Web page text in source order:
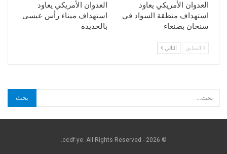
العدوان الأمريكي يعاود
استهداف منطقة السواد في
سنحان بصنعاء
العدوان الأمريكي يعاود
استهداف ميناء رأس عيسى
بالحديدة
السابق التالي
© 2026 - ccdf-ye. All Rights Reserved.